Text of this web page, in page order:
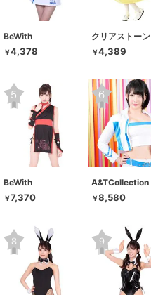
BeWith
￥4,378
クリアストーン
￥4,389
BeWith
￥7,370
A&TCollection
￥8,580